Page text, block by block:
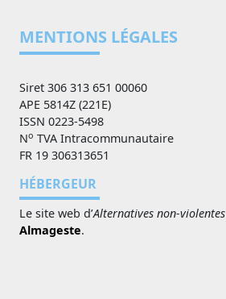
MENTIONS LÉGALES
Siret 306 313 651 00060
APE 5814Z (221E)
ISSN 0223-5498
No TVA Intracommunautaire
FR 19 306313651
HÉBERGEUR
Le site web d’Alternatives non-violentes
Almageste.